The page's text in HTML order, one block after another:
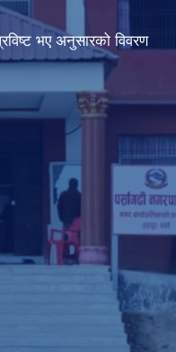
भए अनुसारको विवरण